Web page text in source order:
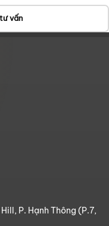
vấn
P. Hạnh Thông (P.7,